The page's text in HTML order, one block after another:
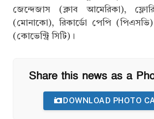
জেন্দেজাস (ক্লাব আমেরিকা),
(মোনাকো), রিকার্ডো পেপি
(কোভেন্ট্রি সিটি)।
Share this news as a
DOWNLOAD PHOTO